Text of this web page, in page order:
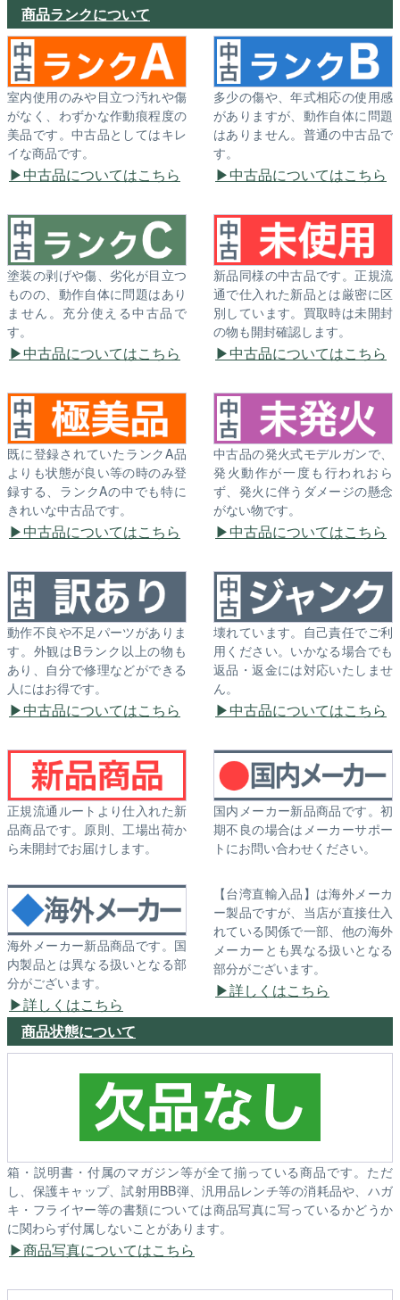
商品ランクについて
室内使用のみや目立つ汚れや傷
がなく、わずかな作動痕程度の
美品です。中古品としてはキレ
イな商品です。
中古品についてはこちら
多少の傷や、年式相応の使用感
がありますが、動作自体に問題
はありません。普通の中古品で
す。
中古品についてはこちら
塗装の剥げや傷、劣化が目立つ
ものの、動作自体に問題はあり
ません。充分使える中古品で
す。
中古品についてはこちら
新品同様の中古品です。正規流
通で仕入れた新品とは厳密に区
別しています。買取時は未開封
の物も開封確認します。
中古品についてはこちら
既に登録されていたランクA品
よりも状態が良い等の時のみ登
録する、ランクAの中でも特に
きれいな中古品です。
中古品についてはこちら
中古品の発火式モデルガンで、
発火動作が一度も行われおら
ず、発火に伴うダメージの懸念
がない物です。
中古品についてはこちら
動作不良や不足パーツがありま
す。外観はBランク以上の物も
あり、自分で修理などができる
人にはお得です。
中古品についてはこちら
壊れています。自己責任でご利
用ください。いかなる場合でも
返品・返金には対応いたしませ
ん。
中古品についてはこちら
正規流通ルートより仕入れた新
品商品です。原則、工場出荷か
ら未開封でお届けします。
国内メーカー新品商品です。初
期不良の場合はメーカーサポー
トにお問い合わせください。
海外メーカー新品商品です。国
内製品とは異なる扱いとなる部
分がございます。
詳しくはこちら
【台湾直輸入品】は海外メーカ
ー製品ですが、当店が直接仕入
れている関係で一部、他の海外
メーカーとも異なる扱いとなる
部分がございます。
詳しくはこちら
商品状態について
箱・説明書・付属のマガジン等が全て揃っている商品です。ただ
し、保護キャップ、試射用BB弾、汎用品レンチ等の消耗品や、ハガ
キ・フライヤー等の書類については商品写真に写っているかどうか
に関わらず付属しないことがあります。
商品写真についてはこちら